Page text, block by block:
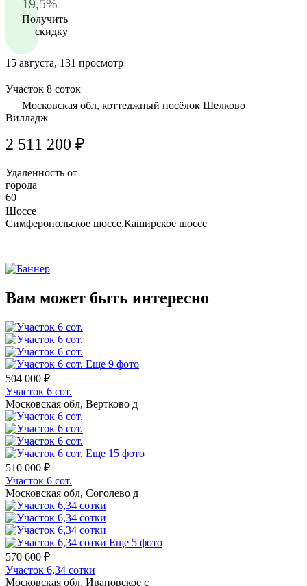
19,5%
Получить
скидку
15 августа, 131 просмотр
Участок 8 соток
Московская обл, коттеджный посёлок Шелково
Вилладж
2 511 200 ₽
Удаленность от
города
60
Шоссе
Симферопольское шоссе,Каширское шоссе
Вам может быть интересно
Еще 9 фото
504 000 ₽
Участок 6 сот.
Московская обл, Вертково д
Еще 15 фото
510 000 ₽
Участок 6 сот.
Московская обл, Соголево д
Еще 5 фото
570 600 ₽
Участок 6,34 сотки
Московская обл, Ивановское с